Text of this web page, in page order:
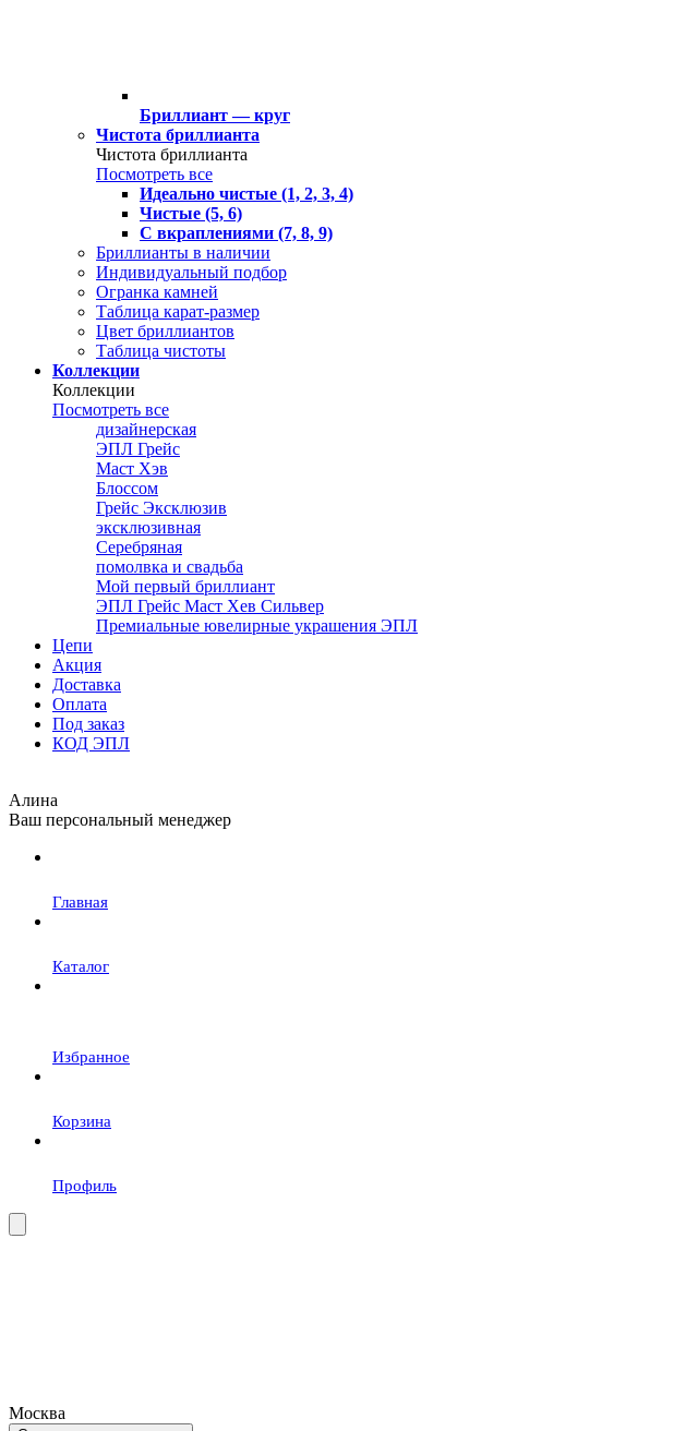
Бриллиант — круг
Чистота бриллианта
Чистота бриллианта
Посмотреть все
Идеально чистые (1, 2, 3, 4)
Чистые (5, 6)
С вкраплениями (7, 8, 9)
Бриллианты в наличии
Индивидуальный подбор
Огранка камней
Таблица карат-размер
Цвет бриллиантов
Таблица чистоты
Коллекции
Коллекции
Посмотреть все
дизайнерская
ЭПЛ Грейс
Маст Хэв
Блоссом
Грейс Эксклюзив
эксклюзивная
Серебряная
помолвка и свадьба
Мой первый бриллиант
ЭПЛ Грейс Маст Хев Сильвер
Премиальные ювелирные украшения ЭПЛ
Цепи
Акция
Доставка
Оплата
Под заказ
КОД ЭПЛ
Алина
Ваш персональный менеджер
Главная
Каталог
Избранное
Корзина
Профиль
Москва